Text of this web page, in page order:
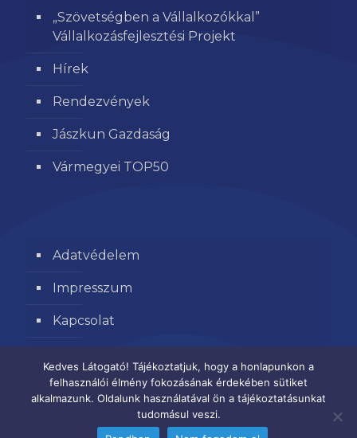
„Szövetségben a Vállalkozókkal”
Vállalkozásfejlesztési Projekt
Hírek
Rendezvények
Jászkun Gazdaság
Vármegyei TOP50
Adatvédelem
Impresszum
Kapcsolat
Kedves Látogató! Tájékoztatjuk, hogy a honlapunkon a
felhasználói élmény fokozásának érdekében sütiket
alkalmazunk. Oldalunk használatával ön a tájékoztatásunkat
tudomásul veszi.